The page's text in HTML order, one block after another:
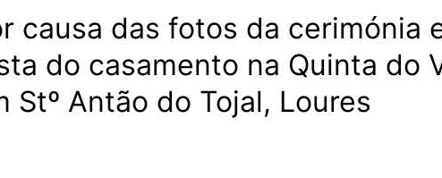
causa das fotos da cerimónia
do casamento na Quinta do
Stº Antão do Tojal, Loures